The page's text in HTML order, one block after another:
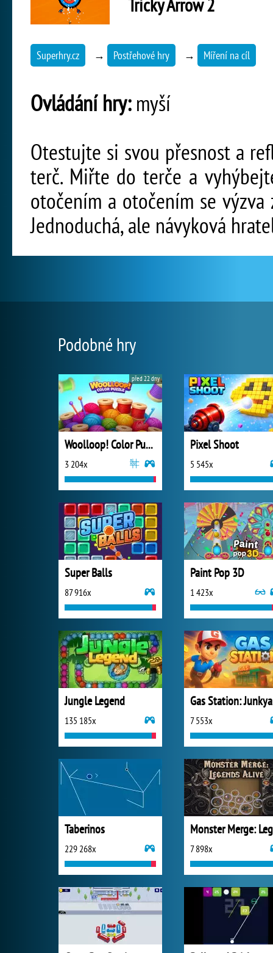
Superhry.cz → Postřehové hry → Míření na cíl
Ovládání hry:myší
Otestujte si svou přesnost a
terč. Miřte do terče a
otočením a otočením se
Jednoduchá, ale návyková
Podobné hry
Woolloop! Color Puzzle
3 204x
před 22 dny
Pixel Shoot
5 545x
Super Balls
87 916x
Paint Pop 3D
1 423x
Jungle Legend
135 185x 7 553x
Taberinos
229 268x 7 898x